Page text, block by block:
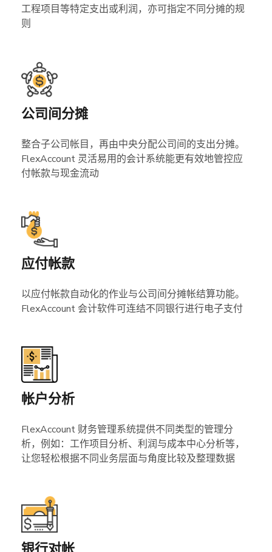
工程项目等特定支出或利润，亦可指定不同分摊的规
则
公司间分摊
整合子公司帐目，再由中央分配公司间的支出分摊。
FlexAccount 灵活易用的会计系统能更有效地管控应
付帐款与现金流动
应付帐款
以应付帐款自动化的作业与公司间分摊帐结算功能。
FlexAccount 会计软件可连结不同银行进行电子支付
帐户分析
FlexAccount 财务管理系统提供不同类型的管理分
析，例如：工作项目分析、利润与成本中心分析等，
让您轻松根据不同业务层面与角度比较及整理数据